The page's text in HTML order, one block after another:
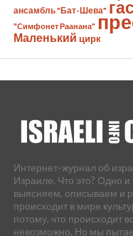
ансамбль "Бат-Шева"
"Симфонет Раанана"
Маленький цирк
Интернет-журнал об
Израиле. Что это? Одно
выясняем, описываем и
происходит в мире
потому, что происходит
невозможно. Но мы